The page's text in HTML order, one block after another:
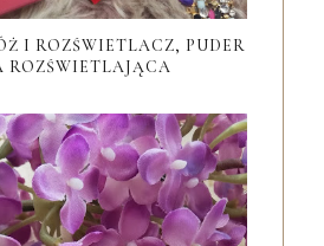
I ROZŚWIETLACZ, PUDER
ROZŚWIETLAJĄCA